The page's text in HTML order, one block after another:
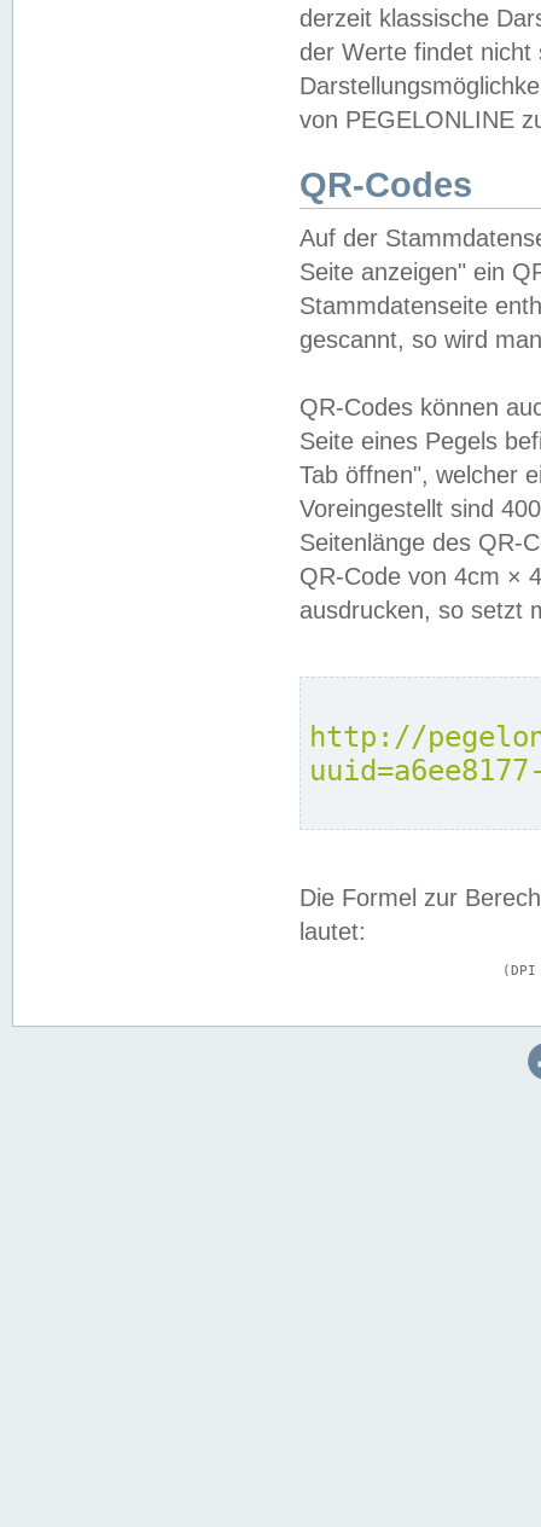
derzeit klassische
der Werte findet
von PEGELONLINE
QR-Codes
Auf der
Seite anzeigen" ein
Stammdatenseite
gescannt, so wird
QR-Codes können
Seite eines Pegels
Tab öffnen", welcher
Voreingestellt sind
Seitenlänge des QR-
QR-Code von 4cm ×
ausdrucken, so setzt
http://
Die Formel zur
lautet: